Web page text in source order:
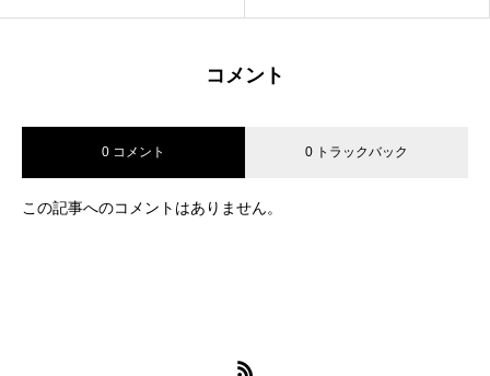
コメント
0 コメント 0 トラックバック
この記事へのコメントはありません。